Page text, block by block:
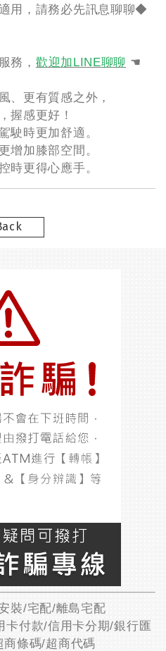
用，請務必先訊息聊聊◆
務， 歡迎加LINE聊聊 ☚
、更有質感之外，
握感更好！
駛時更加舒適。
增加膝部空間。
時更得心應手。
裝/宅配/離島宅配
卡付款/信用卡分期/銀行匯
商條碼/超商代碼